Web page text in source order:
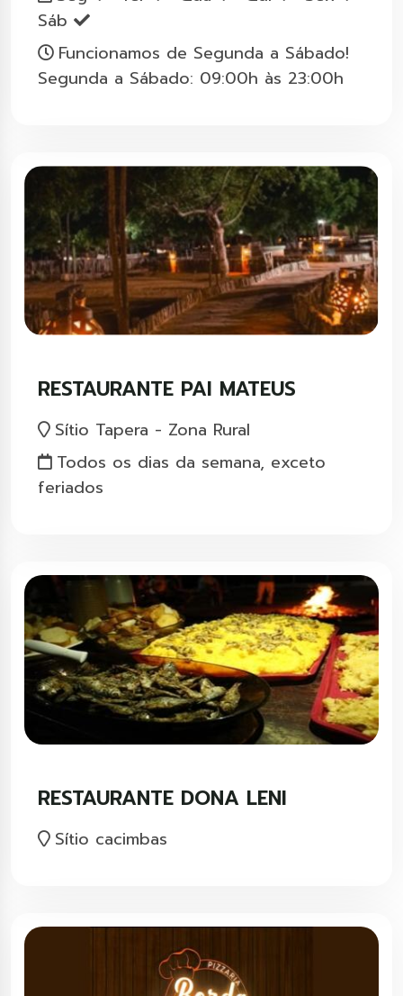
Sáb
Funcionamos de Segunda a Sábado!
Segunda a Sábado: 09:00h às 23:00h
RESTAURANTE PAI MATEUS
Sítio Tapera - Zona Rural
Todos os dias da semana, exceto
feriados
RESTAURANTE DONA LENI
Sítio cacimbas